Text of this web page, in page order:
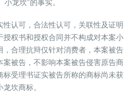
龙坎”的事实。
性认可，合法性认可，关联性及证明
授权书和授权合同并不构成对本案小
，合理抗辩仅针对消费者，本案被告
案被告，不影响本案被告侵害原告商
标受理书证实被告所称的商标尚未获
坎商标。